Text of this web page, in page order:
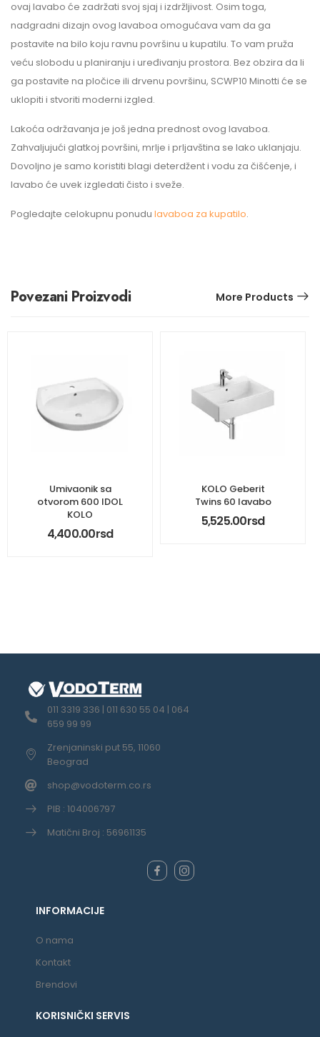
ovaj lavabo će zadržati svoj sjaj i izdržljivost. Osim toga,
nadgradni dizajn ovog lavaboa omogućava vam da ga
postavite na bilo koju ravnu površinu u kupatilu. To vam pruža
veću slobodu u planiranju i uređivanju prostora. Bez obzira da li
ga postavite na pločice ili drvenu površinu, SCWP10 Minotti će se
uklopiti i stvoriti moderni izgled.
Lakoća održavanja je još jedna prednost ovog lavaboa.
Zahvaljujući glatkoj površini, mrlje i prljavština se lako uklanjaju.
Dovoljno je samo koristiti blagi deterdžent i vodu za čišćenje, i
lavabo će uvek izgledati čisto i sveže.
Pogledajte celokupnu ponudu lavaboa za kupatilo.
Povezani Proizvodi More Products
Umivaonik sa
otvorom 600 IDOL
KOLO
4,400.00rsd
KOLO Geberit
Twins 60 lavabo
5,525.00rsd
011 3319 336 | 011 630 55 04 | 064
659 99 99
Zrenjaninski put 55, 11060
Beograd
shop@vodoterm.co.rs
PIB : 104006797
Matični Broj : 56961135
INFORMACIJE
O nama
Kontakt
Brendovi
KORISNIČKI SERVIS